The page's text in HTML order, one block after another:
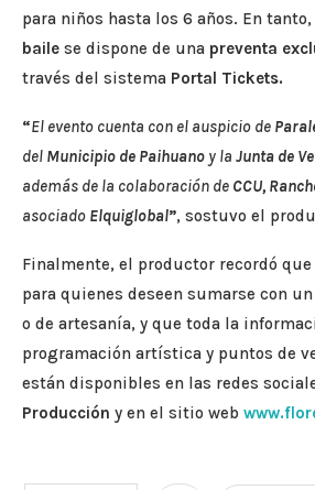
para niños hasta los 6 años. En
baile se dispone de una preventa
través del sistema Portal Tickets.
“El evento cuenta con el auspicio de
del Municipio de Paihuano y la Junta de
además de la colaboración de CCU,
asociado Elquiglobal”, sostuvo el
Finalmente, el productor recordó
para quienes deseen sumarse con
o de artesanía, y que toda la
programación artística y puntos de
están disponibles en las redes
Producción y en el sitio web